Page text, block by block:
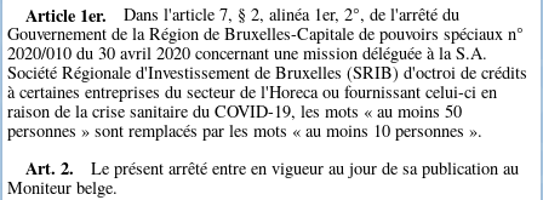
Article 1er.
Dans l'article 7, § 2, alinéa 1er, 2°, de l'arrêté du
Gouvernement de la Région de Bruxelles-Capitale de pouvoirs spéciaux n°
2020/010 du 30 avril 2020 concernant une mission déléguée à la S.A.
Société Régionale d'Investissement de Bruxelles (SRIB) d'octroi de crédits
à certaines entreprises du secteur de l'Horeca ou fournissant celui-ci en
raison de la crise sanitaire du COVID-19, les mots « au moins 50
personnes » sont remplacés par les mots « au moins 10 personnes ».
Art. 2.
Le présent arrêté entre en vigueur au jour de sa publication au
Moniteur belge.